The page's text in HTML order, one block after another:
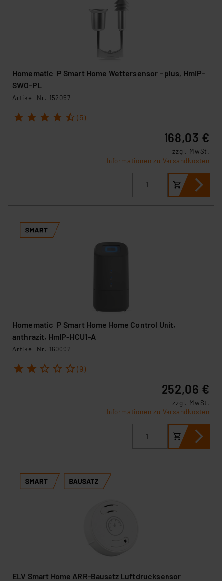
Homematic IP Smart Home Wettersensor – plus, HmIP-
SWO-PL
Artikel-Nr. 152057
1 2 3 4 5 (5)
168,03 €
zzgl. MwSt.
Informationen zu Versandkosten
Homematic IP Smart Home Home Control Unit,
anthrazit, HmIP-HCU1-A
Artikel-Nr. 160692
1 2 3 4 5 (9)
252,06 €
zzgl. MwSt.
Informationen zu Versandkosten
ELV Smart Home ARR-Bausatz Luftdrucksensor